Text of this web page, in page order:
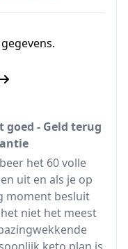
goed - Geld terug
het 60 volle
uit en als je op
moment besluit
niet het meest